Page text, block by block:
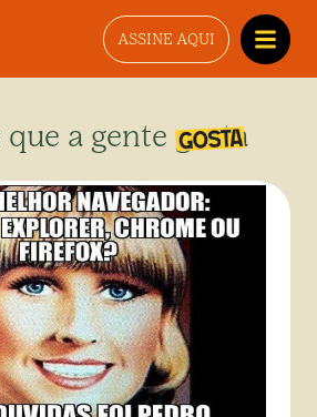
ASSINE AQUI
a gente gosta